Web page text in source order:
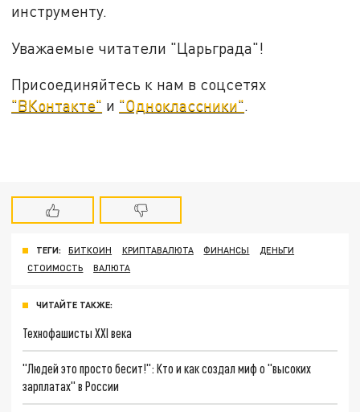
инструменту.
Уважаемые читатели "Царьграда"!
Присоединяйтесь к нам в соцсетях
"ВКонтакте" и "Одноклассники".
ТЕГИ: БИТКОИН КРИПТАВАЛЮТА ФИНАНСЫ
ДЕНЬГИ
СТОИМОСТЬ
ВАЛЮТА
ЧИТАЙТЕ ТАКЖЕ:
Технофашисты XXI века
"Людей это просто бесит!": Кто и как создал миф о "высоких
зарплатах" в России